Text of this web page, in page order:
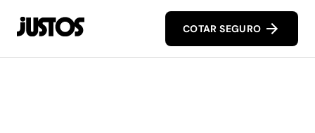
COTAR SEGURO